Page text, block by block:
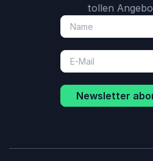
tollen
Newsletter